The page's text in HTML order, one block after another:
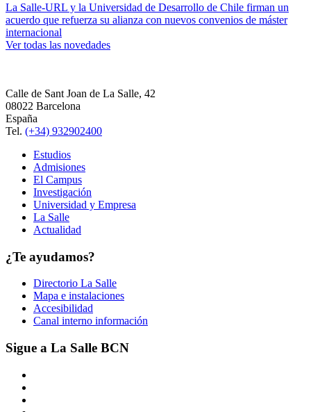
La Salle-URL y la Universidad de Desarrollo de Chile firman un
acuerdo que refuerza su alianza con nuevos convenios de máster
internacional
Ver todas las novedades
Calle de Sant Joan de La Salle, 42
08022 Barcelona
España
Tel. (+34) 932902400
Estudios
Admisiones
El Campus
Investigación
Universidad y Empresa
La Salle
Actualidad
¿Te ayudamos?
Directorio La Salle
Mapa e instalaciones
Accesibilidad
Canal interno información
Sigue a La Salle BCN